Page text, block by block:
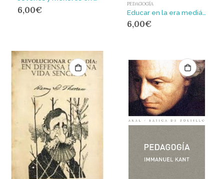
6,00€
PEDAGOGÍA
6,00€